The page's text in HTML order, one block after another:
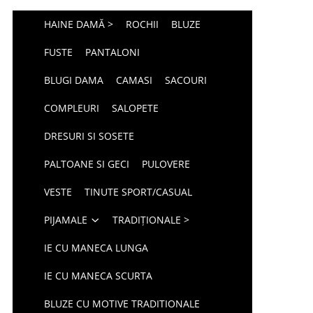
HAINE DAMĂ > ROCHII BLUZE
FUSTE PANTALONI
BLUGI DAMA CAMASI SACOURI
COMPLEURI SALOPETE
DRESURI SI SOSETE
PALTOANE SI GECI PULOVERE
VESTE TINUTE SPORT/CASUAL
PIJAMALE TRADIȚIONALE >
IE CU MANECA LUNGA
IE CU MANECA SCURTA
BLUZE CU MOTIVE TRADITIONALE